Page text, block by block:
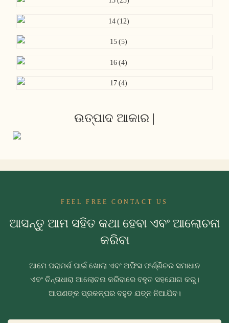
ଉତ୍ପାଦ ଆକାର |
FEEL FREE CONTACT US
ଆସନ୍ତୁ ଆମ ସହିତ କଥା ହେବା ଏବଂ ଆଲୋଚନା
କରିବା
ଆମେ ପରାମର୍ଶ ପାଇଁ ଖୋଲା ଏବଂ ଅଫିସ ଫର୍ଣ୍ଣିଚର ସମାଧାନ
ଏବଂ ଚିନ୍ତାଧାରା ଆଲୋଚନା କରିବାରେ ବହୁତ ସହଯୋଗ କରୁ।
ଆପଣଙ୍କ ପ୍ରକଳ୍ପର ବହୁତ ଯତ୍ନ ନିଆଯିବ।